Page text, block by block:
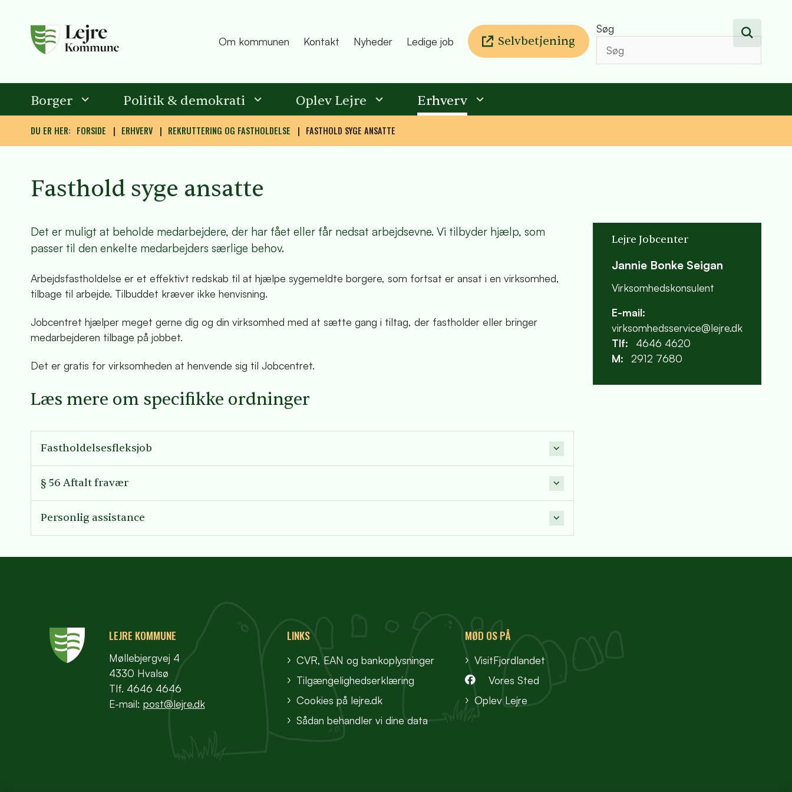
Om kommunen Kontakt Nyheder Ledige job Selvbetjening
Søg
Borger Politik & demokrati Oplev Lejre Erhverv
DU ER HER: FORSIDE ERHVERV REKRUTTERING OG FASTHOLDELSE FASTHOLD SYGE ANSATTE
Fasthold syge ansatte
Det er muligt at beholde medarbejdere, der har fået eller får nedsat arbejdsevne. Vi tilbyder hjælp, som
passer til den enkelte medarbejders særlige behov.
Arbejdsfastholdelse er et effektivt redskab til at hjælpe sygemeldte borgere, som fortsat er ansat i en virksomhed,
tilbage til arbejde. Tilbuddet kræver ikke henvisning.
Jobcentret hjælper meget gerne dig og din virksomhed med at sætte gang i tiltag, der fastholder eller bringer
medarbejderen tilbage på jobbet.
Det er gratis for virksomheden at henvende sig til Jobcentret.
Læs mere om specifikke ordninger
Fastholdelsesfleksjob
§ 56 Aftalt fravær
Personlig assistance
Lejre Jobcenter
Jannie Bonke Seigan
Virksomhedskonsulent
E-mail:
virksomhedsservice@lejre.dk
Tlf:
4646 4620
M:
2912 7680
LEJRE KOMMUNE
Møllebjergvej 4
4330 Hvalsø
Tlf. 4646 4646
E-mail: post@lejre.dk
LINKS
CVR, EAN og bankoplysninger
Tilgængelighedserklæring
Cookies på lejre.dk
Sådan behandler vi dine data
MØD OS PÅ
VisitFjordlandet
Vores Sted
Oplev Lejre